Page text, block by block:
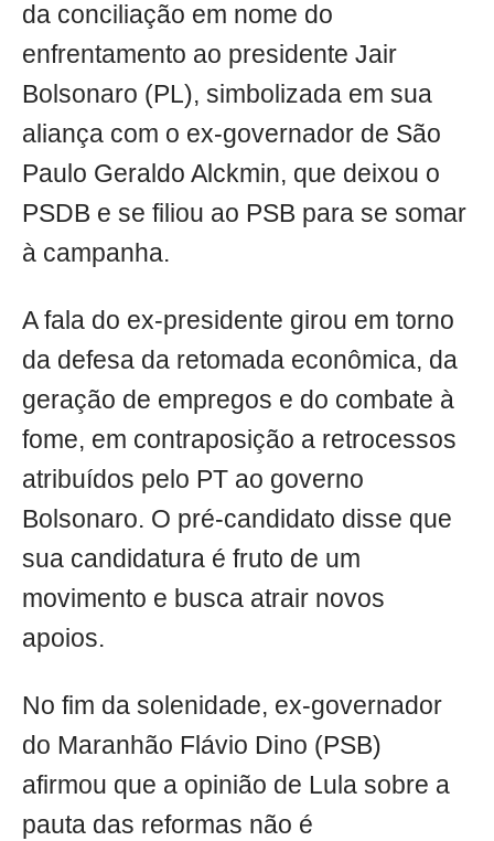
da conciliação em nome do
enfrentamento ao presidente Jair
Bolsonaro (PL), simbolizada em sua
aliança com o ex-governador de São
Paulo Geraldo Alckmin, que deixou o
PSDB e se filiou ao PSB para se somar
à campanha.
A fala do ex-presidente girou em torno
da defesa da retomada econômica, da
geração de empregos e do combate à
fome, em contraposição a retrocessos
atribuídos pelo PT ao governo
Bolsonaro. O pré-candidato disse que
sua candidatura é fruto de um
movimento e busca atrair novos
apoios.
No fim da solenidade, ex-governador
do Maranhão Flávio Dino (PSB)
afirmou que a opinião de Lula sobre a
pauta das reformas não é